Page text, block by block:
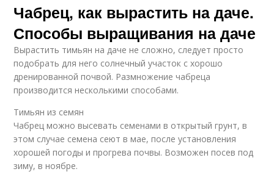
Чабрец, как вырастить на даче.
Способы выращивания на даче
Вырастить тимьян на даче не сложно, следует просто
подобрать для него солнечный участок с хорошо
дренированной почвой. Размножение чабреца
производится несколькими способами.
Тимьян из семян
Чабрец можно высевать семенами в открытый грунт, в
этом случае семена сеют в мае, после установления
хорошей погоды и прогрева почвы. Возможен посев под
зиму, в ноябре.